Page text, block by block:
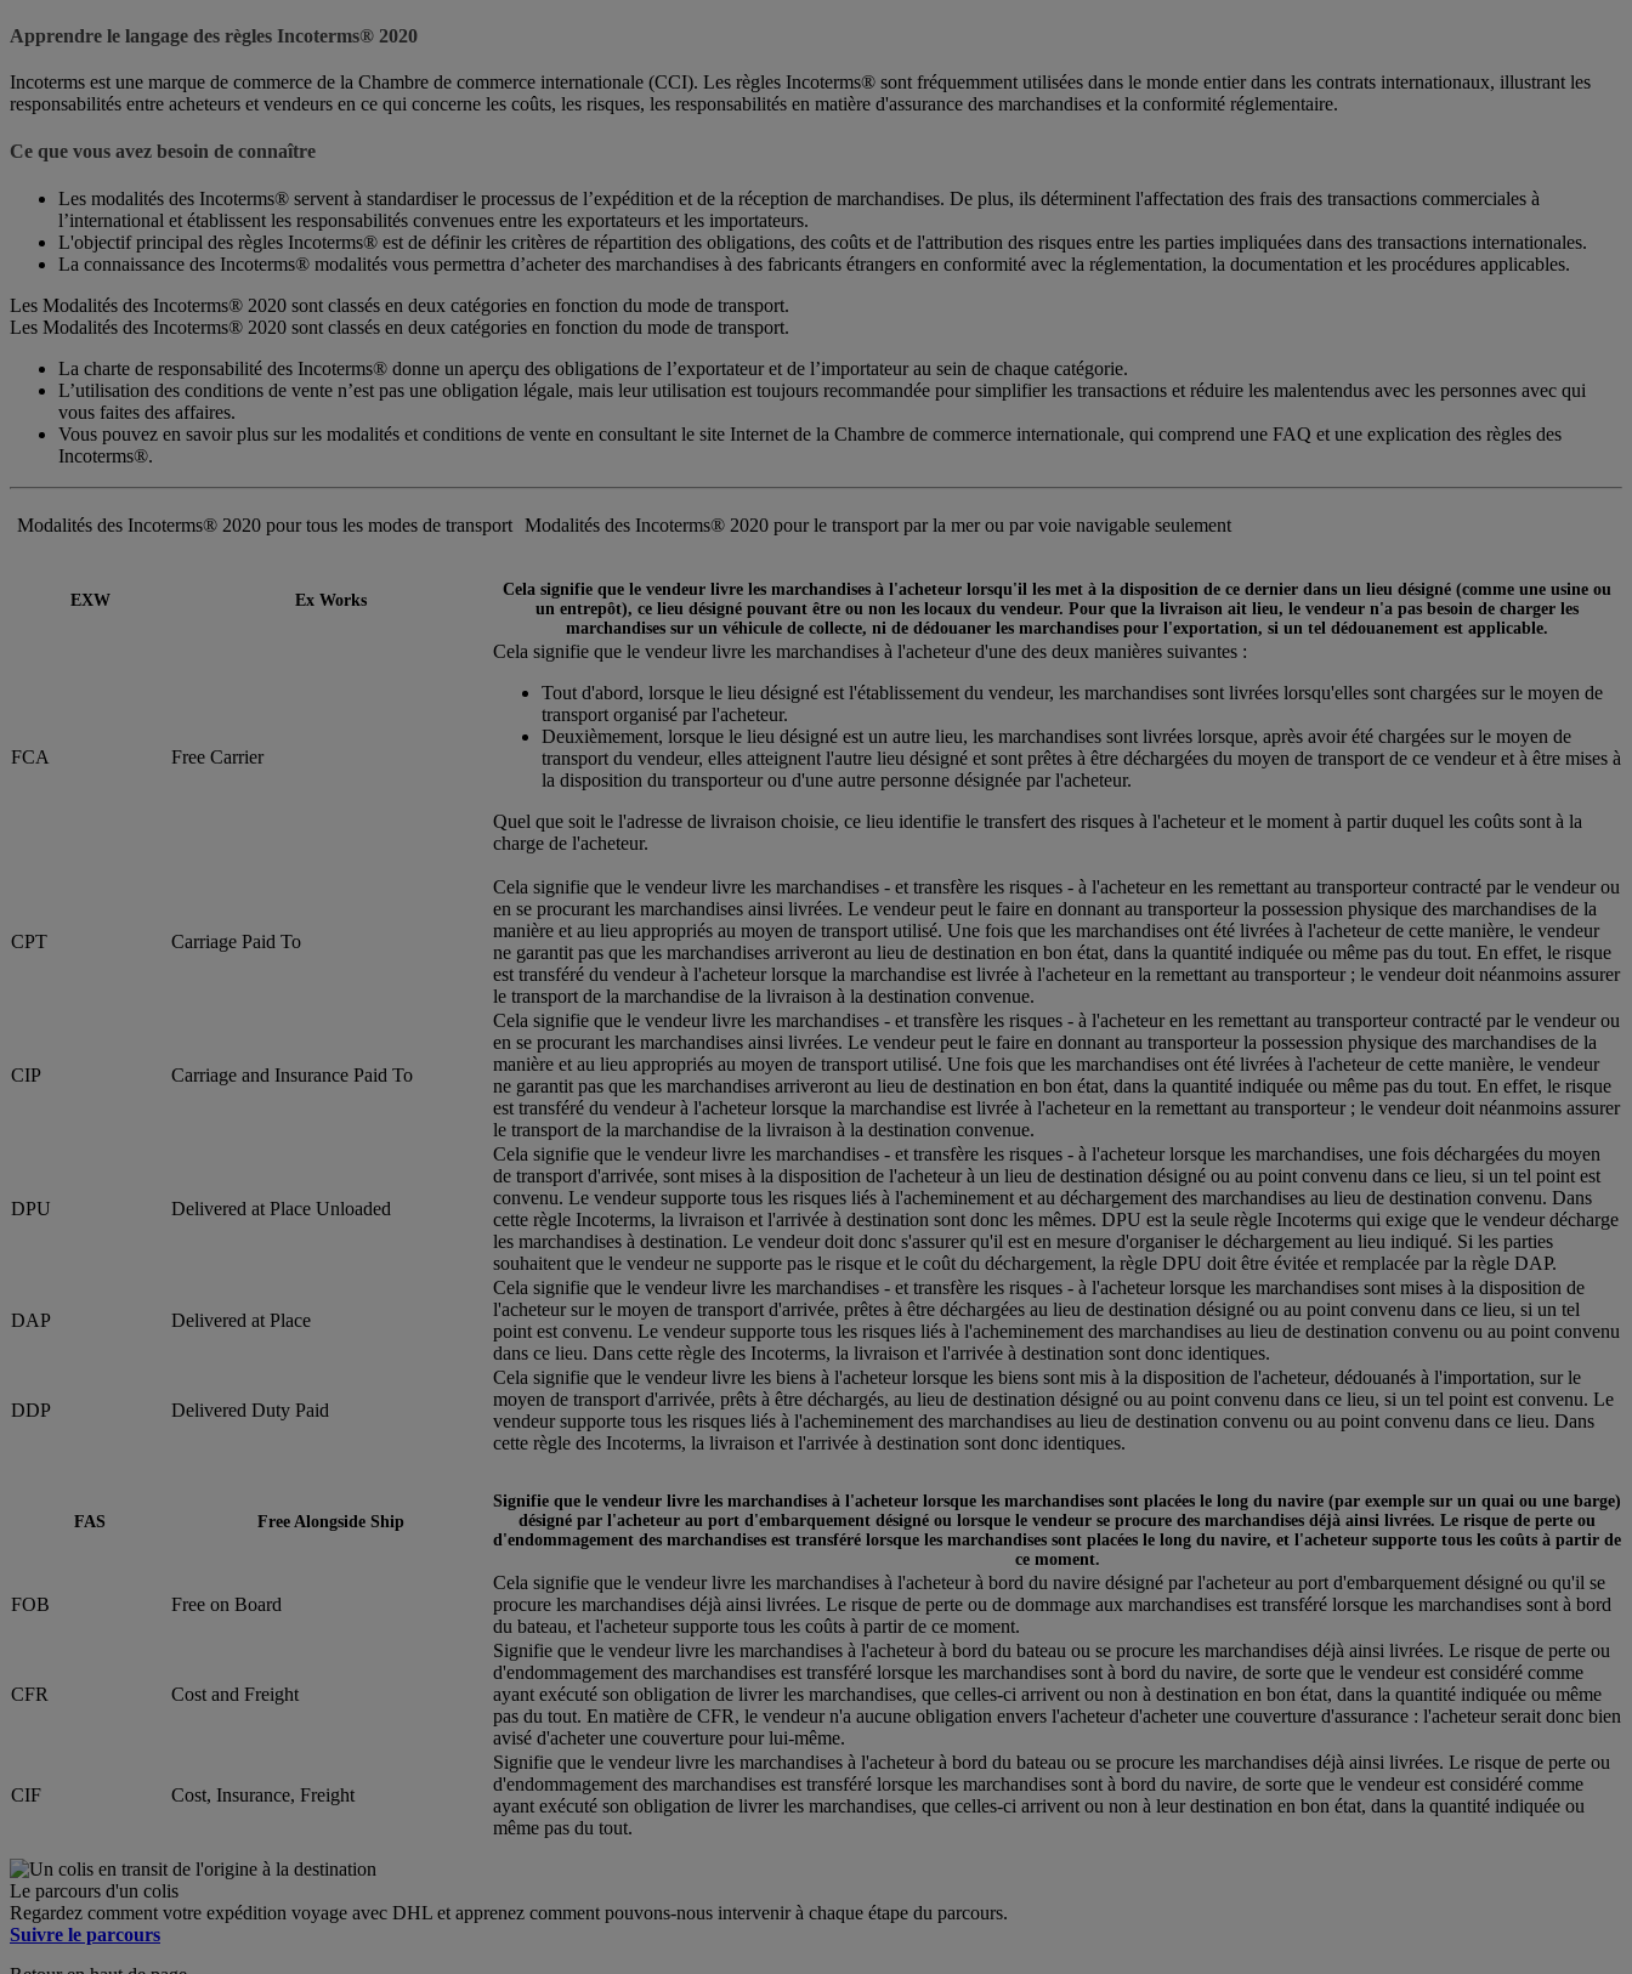
Apprendre le langage des règles Incoterms® 2020
Incoterms est une marque de commerce de la Chambre de commerce internationale (CCI). Les règles Incoterms® sont fréquemment utilisées dans le monde entier dans les contrats internationaux, illustrant les
responsabilités entre acheteurs et vendeurs en ce qui concerne les coûts, les risques, les responsabilités en matière d'assurance des marchandises et la conformité réglementaire.
Ce que vous avez besoin de connaître
Les modalités des Incoterms® servent à standardiser le processus de l’expédition et de la réception de marchandises. De plus, ils déterminent l'affectation des frais des transactions commerciales à
l’international et établissent les responsabilités convenues entre les exportateurs et les importateurs.
L'objectif principal des règles Incoterms® est de définir les critères de répartition des obligations, des coûts et de l'attribution des risques entre les parties impliquées dans des transactions internationales.
La connaissance des Incoterms® modalités vous permettra d’acheter des marchandises à des fabricants étrangers en conformité avec la réglementation, la documentation et les procédures applicables.
Les Modalités des Incoterms® 2020 sont classés en deux catégories en fonction du mode de transport.
Les Modalités des Incoterms® 2020 sont classés en deux catégories en fonction du mode de transport.
La charte de responsabilité des Incoterms® donne un aperçu des obligations de l’exportateur et de l’importateur au sein de chaque catégorie.
L’utilisation des conditions de vente n’est pas une obligation légale, mais leur utilisation est toujours recommandée pour simplifier les transactions et réduire les malentendus avec les personnes avec qui
vous faites des affaires.
Vous pouvez en savoir plus sur les modalités et conditions de vente en consultant le site Internet de la Chambre de commerce internationale, qui comprend une FAQ et une explication des règles des
Incoterms®.
Modalités des Incoterms® 2020 pour tous les modes de transport Modalités des Incoterms® 2020 pour le transport par la mer ou par voie navigable seulement
EXW Ex Works
Cela signifie que le vendeur livre les marchandises à l'acheteur lorsqu'il les met à la disposition de ce dernier dans un lieu désigné (comme une usine ou
un entrepôt), ce lieu désigné pouvant être ou non les locaux du vendeur. Pour que la livraison ait lieu, le vendeur n'a pas besoin de charger les
marchandises sur un véhicule de collecte, ni de dédouaner les marchandises pour l'exportation, si un tel dédouanement est applicable.
FCA Free Carrier
Cela signifie que le vendeur livre les marchandises à l'acheteur d'une des deux manières suivantes :
Tout d'abord, lorsque le lieu désigné est l'établissement du vendeur, les marchandises sont livrées lorsqu'elles sont chargées sur le moyen de
transport organisé par l'acheteur.
Deuxièmement, lorsque le lieu désigné est un autre lieu, les marchandises sont livrées lorsque, après avoir été chargées sur le moyen de
transport du vendeur, elles atteignent l'autre lieu désigné et sont prêtes à être déchargées du moyen de transport de ce vendeur et à être mises à
la disposition du transporteur ou d'une autre personne désignée par l'acheteur.
Quel que soit le l'adresse de livraison choisie, ce lieu identifie le transfert des risques à l'acheteur et le moment à partir duquel les coûts sont à la
charge de l'acheteur.
CPT Carriage Paid To
Cela signifie que le vendeur livre les marchandises - et transfère les risques - à l'acheteur en les remettant au transporteur contracté par le vendeur ou
en se procurant les marchandises ainsi livrées. Le vendeur peut le faire en donnant au transporteur la possession physique des marchandises de la
manière et au lieu appropriés au moyen de transport utilisé. Une fois que les marchandises ont été livrées à l'acheteur de cette manière, le vendeur
ne garantit pas que les marchandises arriveront au lieu de destination en bon état, dans la quantité indiquée ou même pas du tout. En effet, le risque
est transféré du vendeur à l'acheteur lorsque la marchandise est livrée à l'acheteur en la remettant au transporteur ; le vendeur doit néanmoins assurer
le transport de la marchandise de la livraison à la destination convenue.
CIP Carriage and Insurance Paid To
Cela signifie que le vendeur livre les marchandises - et transfère les risques - à l'acheteur en les remettant au transporteur contracté par le vendeur ou
en se procurant les marchandises ainsi livrées. Le vendeur peut le faire en donnant au transporteur la possession physique des marchandises de la
manière et au lieu appropriés au moyen de transport utilisé. Une fois que les marchandises ont été livrées à l'acheteur de cette manière, le vendeur
ne garantit pas que les marchandises arriveront au lieu de destination en bon état, dans la quantité indiquée ou même pas du tout. En effet, le risque
est transféré du vendeur à l'acheteur lorsque la marchandise est livrée à l'acheteur en la remettant au transporteur ; le vendeur doit néanmoins assurer
le transport de la marchandise de la livraison à la destination convenue.
DPU Delivered at Place Unloaded
Cela signifie que le vendeur livre les marchandises - et transfère les risques - à l'acheteur lorsque les marchandises, une fois déchargées du moyen
de transport d'arrivée, sont mises à la disposition de l'acheteur à un lieu de destination désigné ou au point convenu dans ce lieu, si un tel point est
convenu. Le vendeur supporte tous les risques liés à l'acheminement et au déchargement des marchandises au lieu de destination convenu. Dans
cette règle Incoterms, la livraison et l'arrivée à destination sont donc les mêmes. DPU est la seule règle Incoterms qui exige que le vendeur décharge
les marchandises à destination. Le vendeur doit donc s'assurer qu'il est en mesure d'organiser le déchargement au lieu indiqué. Si les parties
souhaitent que le vendeur ne supporte pas le risque et le coût du déchargement, la règle DPU doit être évitée et remplacée par la règle DAP.
DAP Delivered at Place
Cela signifie que le vendeur livre les marchandises - et transfère les risques - à l'acheteur lorsque les marchandises sont mises à la disposition de
l'acheteur sur le moyen de transport d'arrivée, prêtes à être déchargées au lieu de destination désigné ou au point convenu dans ce lieu, si un tel
point est convenu. Le vendeur supporte tous les risques liés à l'acheminement des marchandises au lieu de destination convenu ou au point convenu
dans ce lieu. Dans cette règle des Incoterms, la livraison et l'arrivée à destination sont donc identiques.
DDP Delivered Duty Paid
Cela signifie que le vendeur livre les biens à l'acheteur lorsque les biens sont mis à la disposition de l'acheteur, dédouanés à l'importation, sur le
moyen de transport d'arrivée, prêts à être déchargés, au lieu de destination désigné ou au point convenu dans ce lieu, si un tel point est convenu. Le
vendeur supporte tous les risques liés à l'acheminement des marchandises au lieu de destination convenu ou au point convenu dans ce lieu. Dans
cette règle des Incoterms, la livraison et l'arrivée à destination sont donc identiques.
FAS Free Alongside Ship
Signifie que le vendeur livre les marchandises à l'acheteur lorsque les marchandises sont placées le long du navire (par exemple sur un quai ou une barge)
désigné par l'acheteur au port d'embarquement désigné ou lorsque le vendeur se procure des marchandises déjà ainsi livrées. Le risque de perte ou
d'endommagement des marchandises est transféré lorsque les marchandises sont placées le long du navire, et l'acheteur supporte tous les coûts à partir de
ce moment.
FOB Free on Board
Cela signifie que le vendeur livre les marchandises à l'acheteur à bord du navire désigné par l'acheteur au port d'embarquement désigné ou qu'il se
procure les marchandises déjà ainsi livrées. Le risque de perte ou de dommage aux marchandises est transféré lorsque les marchandises sont à bord
du bateau, et l'acheteur supporte tous les coûts à partir de ce moment.
CFR Cost and Freight
Signifie que le vendeur livre les marchandises à l'acheteur à bord du bateau ou se procure les marchandises déjà ainsi livrées. Le risque de perte ou
d'endommagement des marchandises est transféré lorsque les marchandises sont à bord du navire, de sorte que le vendeur est considéré comme
ayant exécuté son obligation de livrer les marchandises, que celles-ci arrivent ou non à destination en bon état, dans la quantité indiquée ou même
pas du tout. En matière de CFR, le vendeur n'a aucune obligation envers l'acheteur d'acheter une couverture d'assurance : l'acheteur serait donc bien
avisé d'acheter une couverture pour lui-même.
CIF Cost, Insurance, Freight
Signifie que le vendeur livre les marchandises à l'acheteur à bord du bateau ou se procure les marchandises déjà ainsi livrées. Le risque de perte ou
d'endommagement des marchandises est transféré lorsque les marchandises sont à bord du navire, de sorte que le vendeur est considéré comme
ayant exécuté son obligation de livrer les marchandises, que celles-ci arrivent ou non à leur destination en bon état, dans la quantité indiquée ou
même pas du tout.
Le parcours d'un colis
Regardez comment votre expédition voyage avec DHL et apprenez comment pouvons-nous intervenir à chaque étape du parcours.
Suivre le parcours